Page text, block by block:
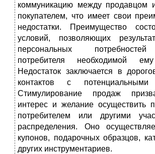
коммуникацию между продавцом
покупателем, что имеет свои
недостатки. Преимущество
условий, позволяющих
персональных потребностей
потребителя необходимой
Недостаток заключается в
контактов с потенциальными
Стимулирование продаж
интерес и желание осуществить
потребителем или другими
распределения. Оно
купонов, подарочных образцов,
других инструментариев.